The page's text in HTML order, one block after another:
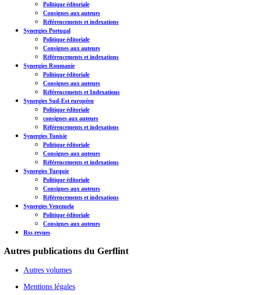
Politique éditoriale
Consignes aux auteurs
Référencements et indexations
Synergies Portugal
Politique éditoriale
Consignes aux auteurs
Référencements et indexations
Synergies Roumanie
Politique éditoriale
Consignes aux auteurs
Référencements et Indexations
Synergies Sud-Est européen
Politique éditoriale
consignes aux auteurs
Référencements et indexations
Synergies Tunisie
Politique éditoriale
Consignes aux auteurs
Référencements et indexations
Synergies Turquie
Politique éditoriale
Consignes aux auteurs
Référencements et indexations
Synergies Venezuela
Politique éditoriale
Consignes aux auteurs
Rss revues
Autres publications du Gerflint
Autres volumes
Mentions légales